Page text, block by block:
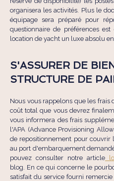
organisera les activités. Plus le
équipage sera préparé pour
questionnaire de préférences
location de yacht un luxe absolu
S'ASSURER DE
STRUCTURE DE
Nous vous rappelons que les frais
coût total que vous devrez
vous informera des frais
l'APA (Advance Provisioning
de repositionnement pour couvrir
au port d'embarquement
pouvez consulter notre article
blog. En ce qui concerne le
satisfait du service fourni